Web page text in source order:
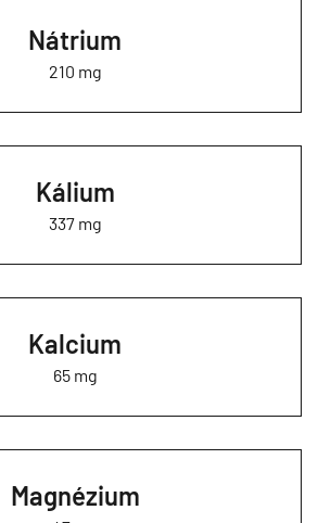
Nátrium
210 mg
Kálium
337 mg
Kalcium
65 mg
Magnézium